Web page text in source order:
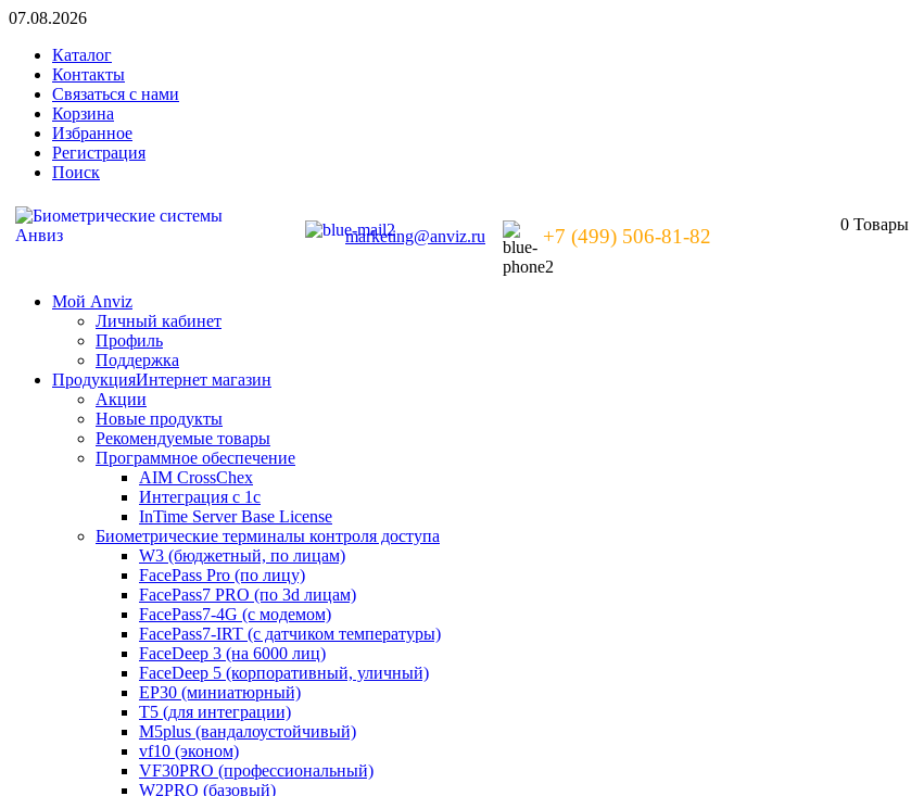
07.08.2026
Каталог
Контакты
Связаться с нами
Корзина
Избранное
Регистрация
Поиск
marketing@anviz.ru +7 (499) 506-81-82
0 Товары
Мой Anviz
Личный кабинет
Профиль
Поддержка
ПродукцияИнтернет магазин
Акции
Новые продукты
Рекомендуемые товары
Программное обеспечение
AIM CrossChex
Интеграция с 1с
InTime Server Base License
Биометрические терминалы контроля доступа
W3 (бюджетный, по лицам)
FacePass Pro (по лицу)
FacePass7 PRO (по 3d лицам)
FacePass7-4G (с модемом)
FacePass7-IRT (с датчиком температуры)
FaceDeep 3 (на 6000 лиц)
FaceDeep 5 (корпоративный, уличный)
EP30 (миниатюрный)
T5 (для интеграции)
M5plus (вандалоустойчивый)
vf10 (эконом)
VF30PRO (профессиональный)
W2PRO (базовый)